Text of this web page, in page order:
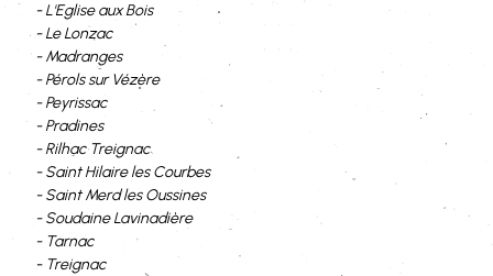
- L'Eglise aux Bois
- Le Lonzac
- Madranges
- Pérols sur Vézère
- Peyrissac
- Pradines
- Rilhac Treignac
- Saint Hilaire les Courbes
- Saint Merd les Oussines
- Soudaine Lavinadière
- Tarnac
- Treignac